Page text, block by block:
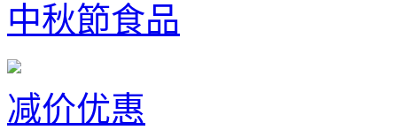
中秋節食品
减价优惠